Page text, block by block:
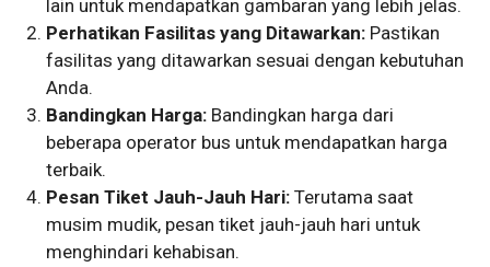
lain untuk mendapatkan gambaran yang lebih jelas.
Perhatikan Fasilitas yang Ditawarkan: Pastikan
fasilitas yang ditawarkan sesuai dengan kebutuhan
Anda.
Bandingkan Harga: Bandingkan harga dari
beberapa operator bus untuk mendapatkan harga
terbaik.
Pesan Tiket Jauh-Jauh Hari: Terutama saat
musim mudik, pesan tiket jauh-jauh hari untuk
menghindari kehabisan.